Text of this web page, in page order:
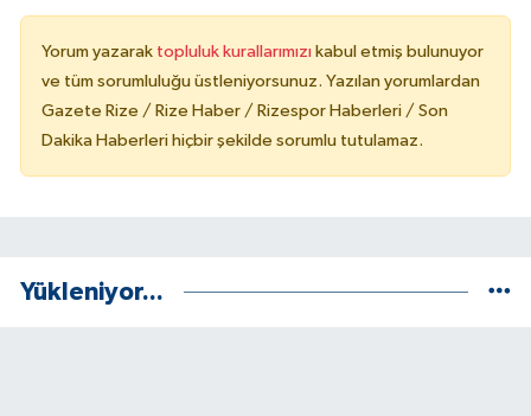
Yorum yazarak topluluk kurallarımızı kabul etmiş bulunuyor
ve tüm sorumluluğu üstleniyorsunuz. Yazılan yorumlardan
Gazete Rize / Rize Haber / Rizespor Haberleri / Son
Dakika Haberleri hiçbir şekilde sorumlu tutulamaz.
Yükleniyor...